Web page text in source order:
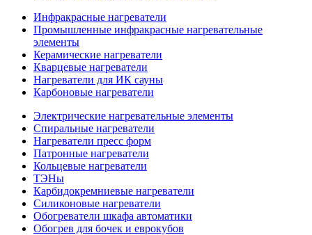
Инфракрасные нагреватели
Промышленные инфракрасные нагревательные
элементы
Керамические нагреватели
Кварцевые нагреватели
Нагреватели для ИК сауны
Карбоновые нагреватели
Электрические нагревательные элементы
Спиральные нагреватели
Нагреватели пресс форм
Патронные нагреватели
Кольцевые нагреватели
ТЭНы
Карбидокремниевые нагреватели
Силиконовые нагреватели
Обогреватели шкафа автоматики
Обогрев для бочек и еврокубов